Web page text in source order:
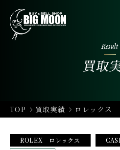
Result
買取
TOP 買取実績 ロレックス
ROLEX ロレックス